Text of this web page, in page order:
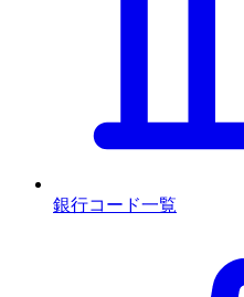
銀行コード一覧